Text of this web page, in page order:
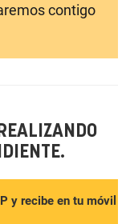
contigo
y recibe en tu móvil